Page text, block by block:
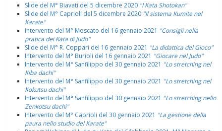
Slide del M° Biavati del 5 dicembre 2020 "I Kata Shotokan"
Slide del M° Caprioli del 5 dicembre 2020 "Il sistema Kumite nel
Karate"
Intervento del M° Moscato del 16 gennaio 2021 "Consigli nella
pratica dei Kata di Judo"
Slide del M° R. Coppari del 16 gennaio 2021 "La didattica del Gioco"
Intervento del M° Burioli del 16 gennaio 2021 "Giocare nel Judo"
Intervento del M° Sanfilippo del 30 gennaio 2021 "Lo stretching nel
Kiba dachi"
Intervento del M° Sanfilippo del 30 gennaio 2021 "Lo stretching nel
Kokutsu dachi"
Intervento del M° Sanfilippo del 30 gennaio 2021 "Lo stretching nello
Zenkotsu dachi"
Intervento del M° Caprioli del 30 gennaio 2021 "La gestione della
paura nello studio del Karate"